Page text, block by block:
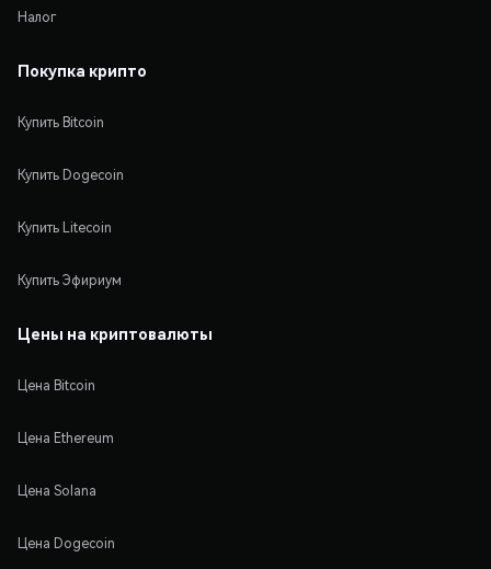
Налог
Покупка крипто
Купить Bitcoin
Купить Dogecoin
Купить Litecoin
Купить Эфириум
Цены на криптовалюты
Цена Bitcoin
Цена Ethereum
Цена Solana
Цена Dogecoin